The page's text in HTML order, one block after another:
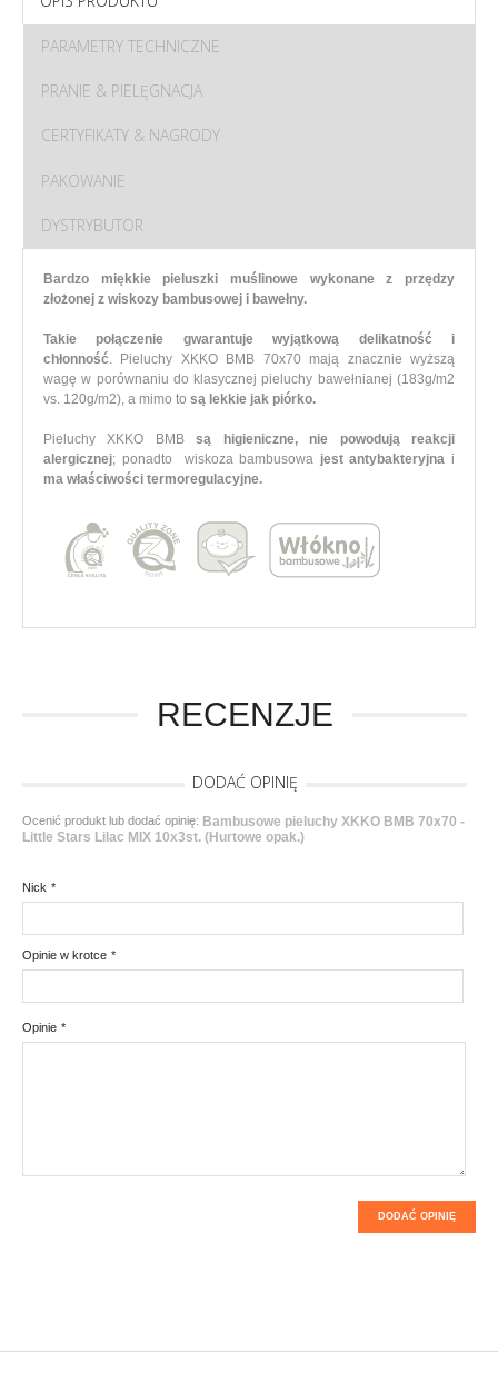
PARAMETRY TECHNICZNE
PRANIE & PIELĘGNACJA
CERTYFIKATY & NAGRODY
PAKOWANIE
DYSTRYBUTOR
Bardzo miękkie pieluszki muślinowe wykonane z przędzy
złożonej z wiskozy bambusowej i bawełny.
Takie połączenie gwarantuje wyjątkową delikatność i
chłonność.
Pieluchy XKKO BMB 70x70 mają znacznie wyższą
wagę w porównaniu do klasycznej pieluchy bawełnianej (183g/m2
vs. 120g/m2), a mimo to są lekkie jak piórko.
Pieluchy XKKO BMBsą higieniczne,
nie powodują reakcji
alergicznej; ponadto wiskoza bambusowa jest antybakteryjna i
ma właściwości termoregulacyjne.
RECENZJE
DODAĆ OPINIĘ
Ocenić produkt lub dodać opinię: Bambusowe pieluchy XKKO BMB 70x70 -
Little Stars Lilac MIX 10x3st. (Hurtowe opak.)
*
Nick
*
Opinie w krotce
*
Opinie
DODAĆ OPINIĘ